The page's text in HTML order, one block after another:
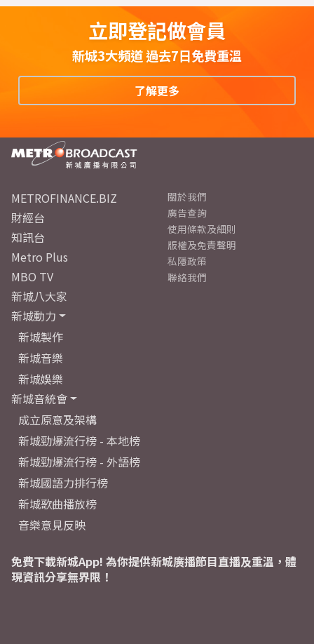
立即登記做會員
新城3大頻道 過去7日免費重溫
了解更多
METROFINANCE.BIZ
財經台
知訊台
Metro Plus
MBO TV
新城八大家
新城動力
新城製作
新城音樂
新城娛樂
新城音統會
成立原意及架構
新城勁爆流行榜 - 本地榜
新城勁爆流行榜 - 外語榜
新城國語力排行榜
新城歌曲播放榜
音樂意見反映
關於我們
廣告查詢
使用條款及細則
版權及免責聲明
私隱政策
聯絡我們
免費下載新城App! 為你提供新城廣播節目直播及重溫，體
現資訊分享無界限！